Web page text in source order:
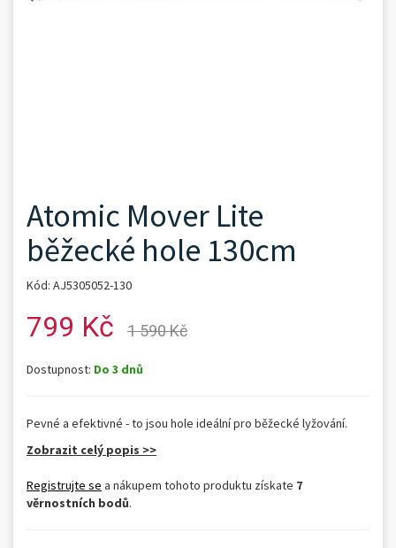
Atomic Mover Lite
běžecké hole 130cm
Kód: AJ5305052-130
799 Kč 1 590 Kč
Dostupnost: Do 3 dnů
Pevné a efektivné - to jsou hole ideální pro běžecké lyžování.
Zobrazit celý popis >>
Registrujte se a nákupem tohoto produktu získate 7
věrnostních bodů.